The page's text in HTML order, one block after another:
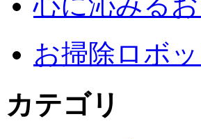
お掃除ロボ
カテゴリ